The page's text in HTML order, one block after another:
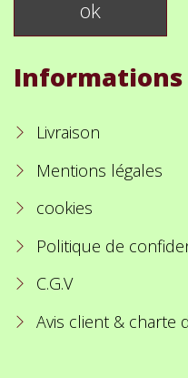
Informations
Livraison
Mentions légales
cookies
Politique de
C.G.V
Avis client & charte